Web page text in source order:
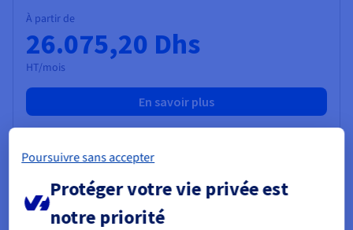
À partir de
26.075,20 Dhs
HT/mois
En savoir plus
Infrastructure dédiée et managée
Modulaire (vSphere, NSX, vSAN)
Cas d'usage
Poursuivre sans accepter
Protéger votre vie privée est
notre priorité